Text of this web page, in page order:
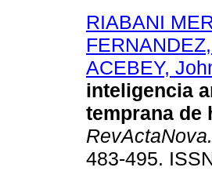
RIABANI
ACEBEY,
inteligencia
temprana de
RevActaNova.
483-495.